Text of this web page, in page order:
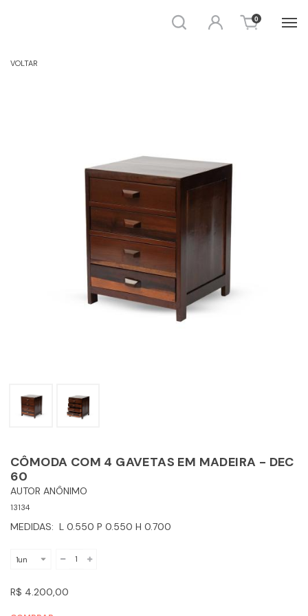
Busca Entrar 0
VOLTAR
CÔMODA COM 4 GAVETAS EM MADEIRA - DEC
60
AUTOR ANÔNIMO
13134
MEDIDAS: L 0.550 P 0.550 H 0.700
R$ 4.200,00